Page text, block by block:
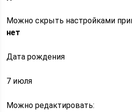
Можно скрыть настройками
нет
Дата рождения
7 июля
Можно редактировать: